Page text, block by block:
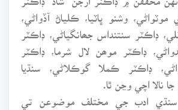
موٽواڻي، وشنو ڀاٽيا، ڪلياڻ آڏواڻي،
ڊاڪٽر سنتنداس جھانگياڻي، ڊاڪٽر
ڊاڪٽر موھن لال شرما، ڊاڪٽر
ڊاڪٽر ڪملا گوڪلاڻي، سنڌيا
نالا اچي وڃن ٿا.
سنڌي ادب جي مختلف موضوعن تي